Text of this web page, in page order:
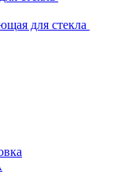
для стекла